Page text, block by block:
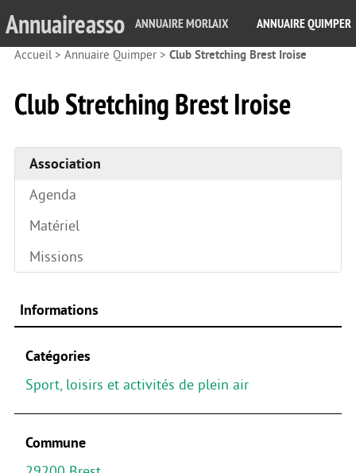
Annuaireasso ANNUAIRE MORLAIX ANNUAIRE QUIMPER
Accueil> Annuaire Quimper > Club Stretching Brest Iroise
Club Stretching Brest Iroise
Association
Agenda
Matériel
Missions
Informations
Catégories
Sport, loisirs et activités de plein air
Commune